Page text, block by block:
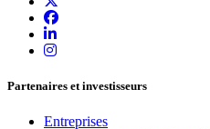
Partenaires et investisseurs
Entreprises